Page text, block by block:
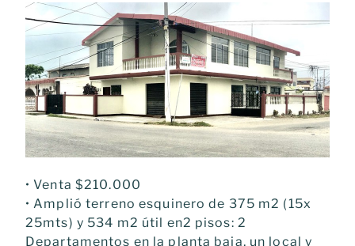
• Venta $210.000
• Amplió terreno esquinero de 375 m2 (15x
25mts) y 534 m2 útil en2 pisos: 2
Departamentos en la planta baja, un local y